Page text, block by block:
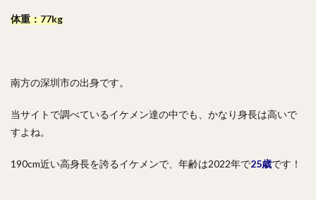
体重：77kg
南方の深圳市の出身です。
当サイトで調べているイケメン達の中でも、かなり身長は高いで
すよね。
190cm近い高身長を誇るイケメンで、年齢は2022年で25歳です！